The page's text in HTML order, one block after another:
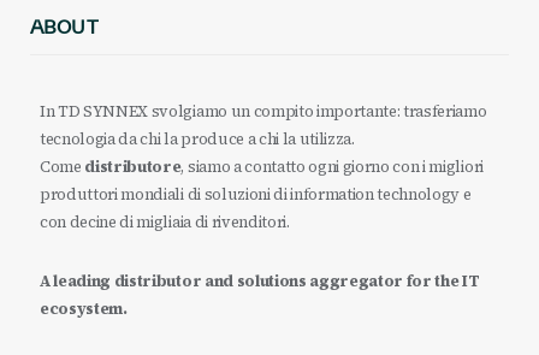
ABOUT
In TD SYNNEX svolgiamo un compito importante: trasferiamo
tecnologia da chi la produce a chi la utilizza.
Come distributore, siamo a contatto ogni giorno con i migliori
produttori mondiali di soluzioni di information technology e
con decine di migliaia di rivenditori.
A leading distributor and solutions aggregator for the IT
ecosystem.